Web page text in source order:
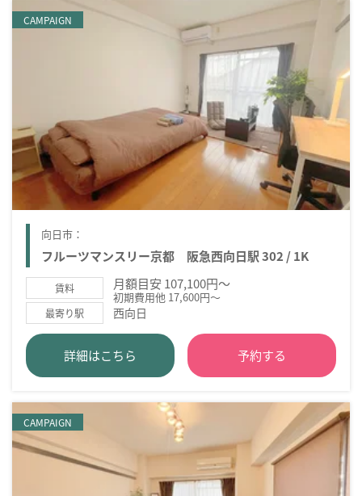
CAMPAIGN
向日市：
フルーツマンスリー京都 阪急西向日駅 302 / 1K
賃料 月額目安 107,100円～
初期費用他 17,600円～
最寄り駅 西向日
詳細はこちら 予約する
CAMPAIGN